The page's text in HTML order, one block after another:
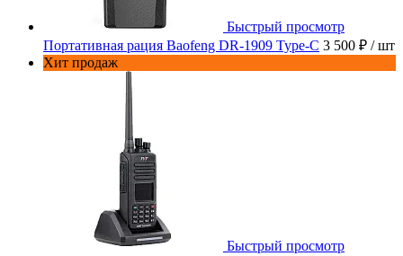
Быстрый просмотр
Портативная рация Baofeng DR-1909 Type-C 3 500 ₽ / шт
Хит продаж
Быстрый просмотр